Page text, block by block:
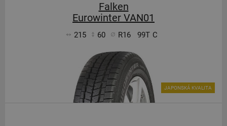
Falken
Eurowinter VAN01
215 60 R16 99T C
JAPONSKÁ KVALITA